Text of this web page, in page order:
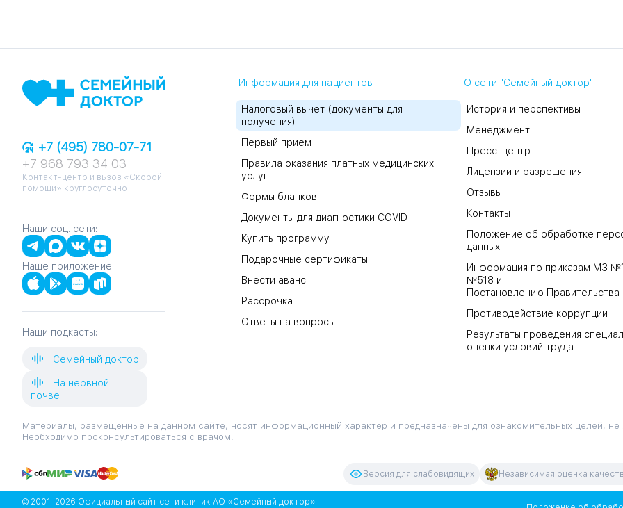
+7 (495) 780-07-71
+7 968 793 34 03
Контакт-центр и вызов «Скорой
помощи» круглосуточно
Наши соц. сети:
Наше приложение:
Наши подкасты:
Семейный доктор
На нервной
почве
Информация для пациентов
Налоговый вычет (документы для
получения)
Первый прием
Правила оказания платных медицинских
услуг
Формы бланков
Документы для диагностики COVID
Купить программу
Подарочные сертификаты
Внести аванс
Рассрочка
Ответы на вопросы
О сети "Семейный доктор"
История и перспективы
Менеджмент
Пресс-центр
Лицензии и разрешения
Отзывы
Контакты
Положение об обработке
данных
Информация по приказам МЗ
№518 и
Постановлению
Противодействие коррупции
Результаты проведения
оценки условий труда
Материалы, размещенные на данном сайте, носят информационный характер и предназначены для ознакомительных целей,
Необходимо проконсультироваться с врачом.
Версия для слабовидящих Независимая оценка
© 2001–2026 Официальный сайт сети клиник АО «Семейный доктор»